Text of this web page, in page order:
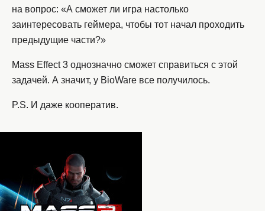
на вопрос: «А сможет ли игра настолько
заинтересовать геймера, чтобы тот начал проходить
предыдущие части?»
Mass Effect 3 однозначно сможет справиться с этой
задачей. А значит, у BioWare все получилось.
P.S. И даже кооператив.